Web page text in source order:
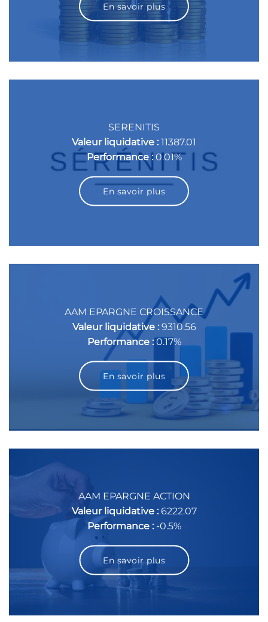
En savoir plus
SERENITIS
Valeur liquidative : 11387.01
Performance : 0.01%
En savoir plus
AAM EPARGNE CROISSANCE
Valeur liquidative : 9310.56
Performance : 0.17%
En savoir plus
AAM EPARGNE ACTION
Valeur liquidative : 6222.07
Performance : -0.5%
En savoir plus